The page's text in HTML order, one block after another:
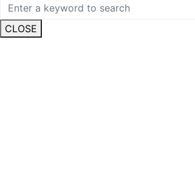
CLOSE